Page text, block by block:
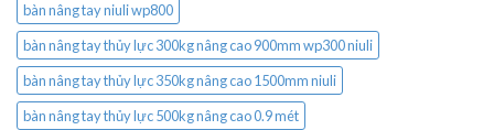
bàn nâng tay niuli wp800
bàn nâng tay thủy lực 300kg nâng cao 900mm wp300 niuli
bàn nâng tay thủy lực 350kg nâng cao 1500mm niuli
bàn nâng tay thủy lực 500kg nâng cao 0.9 mét